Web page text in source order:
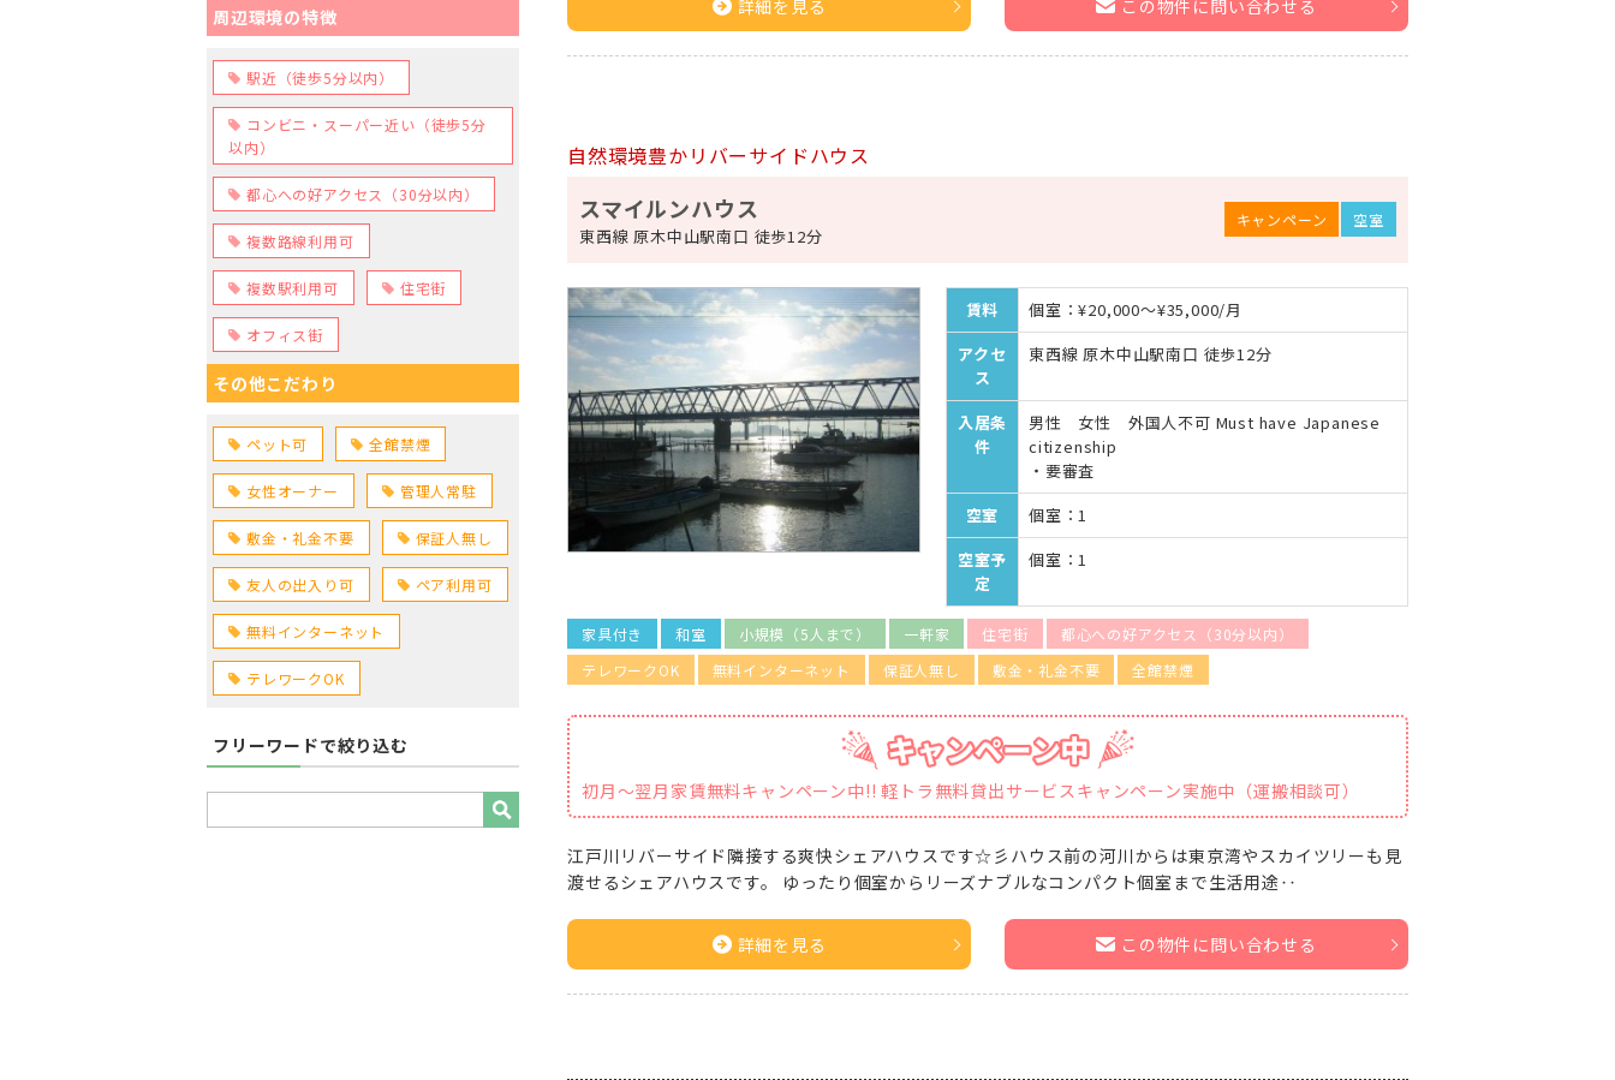
周辺環境の特徴
駅近（徒歩5分以内）
コンビニ・スーパー近い（徒歩5分
以内）
都心への好アクセス（30分以内）
複数路線利用可
複数駅利用可 住宅街
オフィス街
その他こだわり
ペット可 全館禁煙
女性オーナー 管理人常駐
敷金・礼金不要 保証人無し
友人の出入り可 ペア利用可
無料インターネット
テレワークOK
フリーワードで絞り込む
詳細を見る この物件に問い合わせる
自然環境豊かリバーサイドハウス
スマイルンハウス
東西線 原木中山駅南口 徒歩12分
キャンペーン 空室
賃料
個室：¥20,000～¥35,000/月
アクセ
ス
東西線 原木中山駅南口 徒歩12分
入居条
件
男性 女性 外国人不可 Must have Japanese
citizenship
・要審査
空室
個室：1
空室予
定
個室：1
家具付き 和室 小規模（5人まで） 一軒家 住宅街
都心への好アクセス（30分以内）
テレワークOK
無料インターネット 保証人無し 敷金・礼金不要 全館禁煙
初月～翌月家賃無料キャンペーン中!! 軽トラ無料貸出サービスキャンペーン実施中（運搬相談可）
江戸川リバーサイド隣接する爽快シェアハウスです☆彡ハウス前の河川からは東京湾やスカイツリーも見
渡せるシェアハウスです。 ゆったり個室からリーズナブルなコンパクト個室まで生活用途‥
詳細を見る この物件に問い合わせる